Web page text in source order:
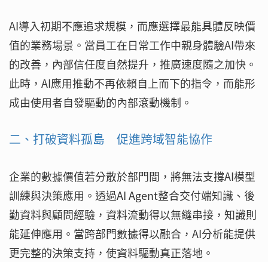
AI導入初期不應追求規模，而應選擇最能具體反映價
值的業務場景。當員工在日常工作中親身體驗AI帶來
的改善，內部信任度自然提升，推廣速度隨之加快。
此時，AI應用推動不再依賴自上而下的指令，而能形
成由使用者自發驅動的內部滾動機制。
二、打破資料孤島 促進跨域智能協作
企業的數據價值若分散於部門間，將無法支撐AI模型
訓練與決策應用。透過AI Agent整合交付端知識、後
勤資料與顧問經驗，資料流動得以無縫串接，知識則
能延伸應用。當跨部門數據得以融合，AI分析能提供
更完整的決策支持，使資料驅動真正落地。